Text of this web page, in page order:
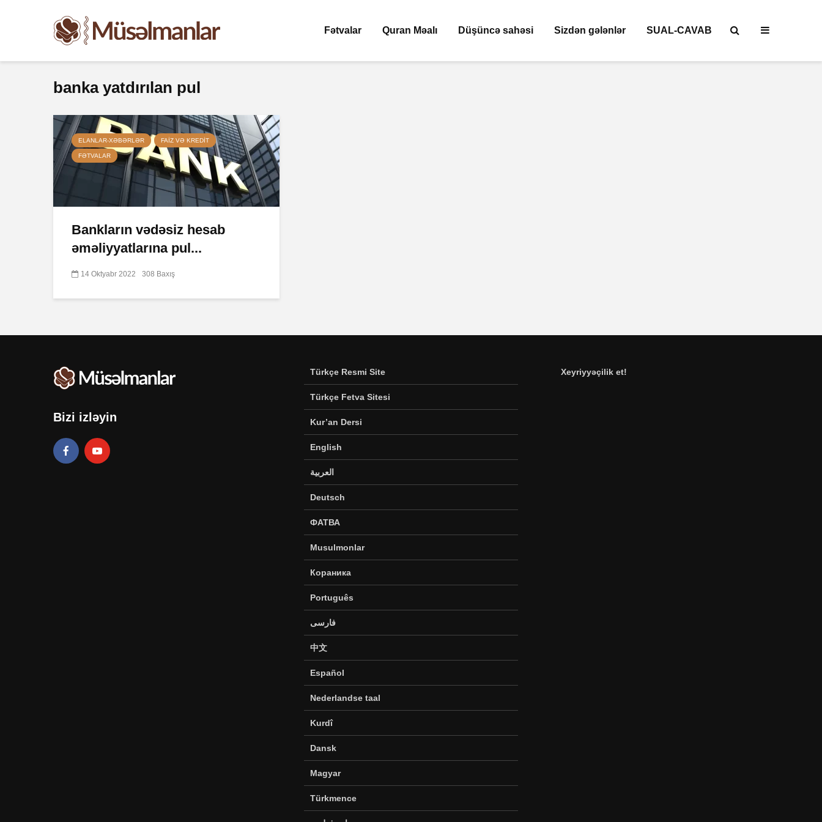
Fətvalar Quran Məalı Düşüncə sahəsi Sizdən gələnlər SUAL-CAVAB
banka yatdırılan pul
ELANLAR-XƏBƏRLƏR FAIZ VƏ KREDIT
FƏTVALAR
Bankların vədəsiz hesab
əməliyyatlarına pul...
14 Oktyabr 2022 308 Baxış
Bizi izləyin
Türkçe Resmi Site
Türkçe Fetva Sitesi
Kur’an Dersi
English
العربية
Deutsch
ФАТВА
Musulmonlar
Кораника
Português
فارسی
中文
Español
Nederlandse taal
Kurdî
Dansk
Magyar
Türkmence
Xeyriyyəçilik et!